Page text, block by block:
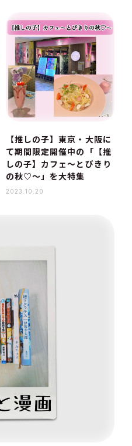
【推しの子】東京・大阪に
て期間限定開催中の「【推
しの子】カフェ〜とびきり
の秋♡〜」を大特集
2023.10.20